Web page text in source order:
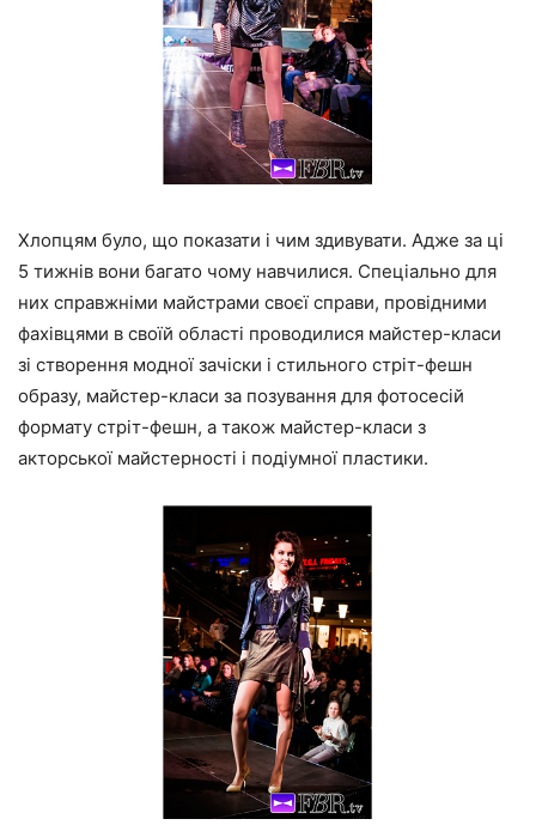
Хлопцям було, що показати і чим здивувати. Адже за ці
5 тижнів вони багато чому навчилися. Спеціально для
них справжніми майстрами своєї справи, провідними
фахівцями в своїй області проводилися майстер-класи
зі створення модної зачіски і стильного стріт-фешн
образу, майстер-класи за позування для фотосесій
формату стріт-фешн, а також майстер-класи з
акторської майстерності і подіумної пластики.